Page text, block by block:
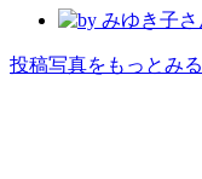
投稿写真をもっとみる